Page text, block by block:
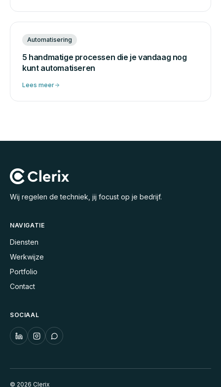
Automatisering
5 handmatige processen die je vandaag nog
kunt automatiseren
Lees meer
Wij regelen de techniek, jij focust op je bedrijf.
NAVIGATIE
Diensten
Werkwijze
Portfolio
Contact
SOCIAAL
© 2026 Clerix